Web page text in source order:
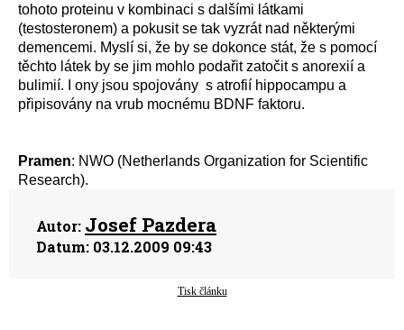
tohoto proteinu v kombinaci s dalšími látkami
(testosteronem) a pokusit se tak vyzrát nad některými
demencemi. Myslí si, že by se dokonce stát, že s pomocí
těchto látek by se jim mohlo podařit zatočit s anorexií a
bulimií. I ony jsou spojovány s atrofií hippocampu a
připisovány na vrub mocnému BDNF faktoru.
Pramen: NWO (Netherlands Organization for Scientific
Research).
Autor: Josef Pazdera
Datum: 03.12.2009 09:43
Tisk článku